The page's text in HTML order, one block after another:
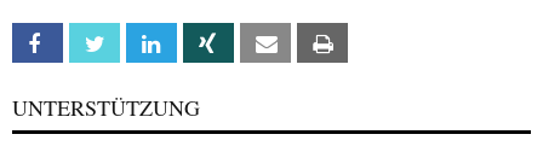
Facebook Twitter Linkedin Xing Email
UNTERSTÜTZUNG